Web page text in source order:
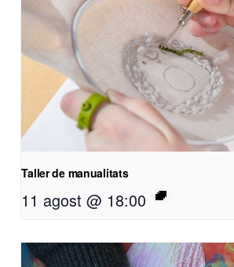
Taller de manualitats
11 agost @ 18:00